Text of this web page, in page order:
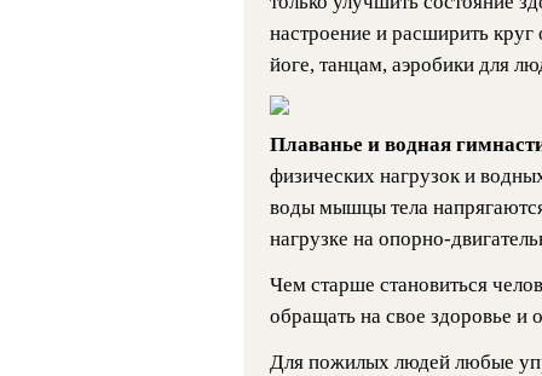
настроение и расширить
йоге, танцам, аэробики для
Плаванье и водная
физических нагрузок и
воды мышцы тела
нагрузке на опорно-
Чем старше становиться
обращать на свое здоровье и
Для пожилых людей любые